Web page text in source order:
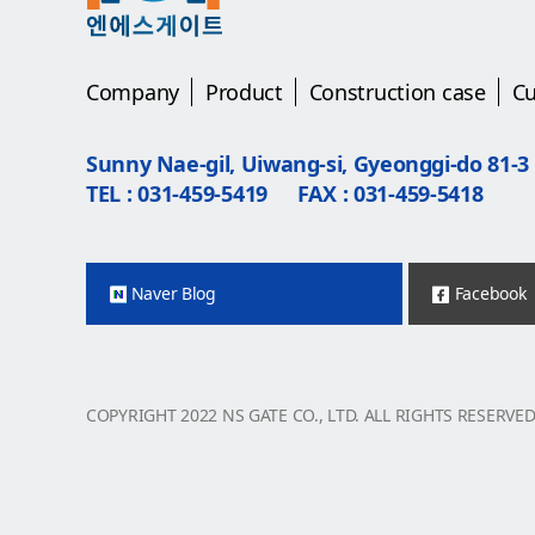
Company Product Construction case
Sunny Nae-gil, Uiwang-si, Gyeonggi-do 81-3
TEL : 031-459-5419
FAX : 031-459-5418
Naver Blog Facebook
COPYRIGHT 2022 NS GATE CO., LTD. ALL RIGHTS RESERVED